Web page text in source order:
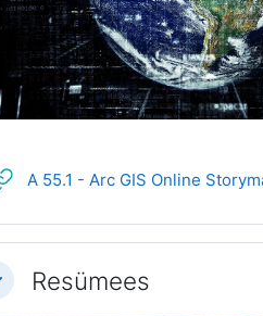
A 55.1 - Arc GIS Online
Resümees